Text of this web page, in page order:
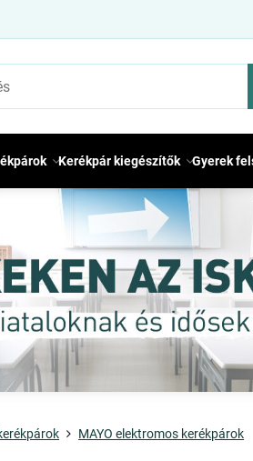
Kerékpár kiegészítők Gyerek
MAYO elektromos kerékpárok